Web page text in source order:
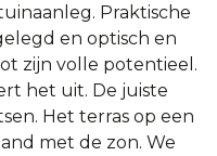
Praktische
en optisch en
zijn volle potentieel.
het uit. De juiste
Het terras op een
met de zon. We